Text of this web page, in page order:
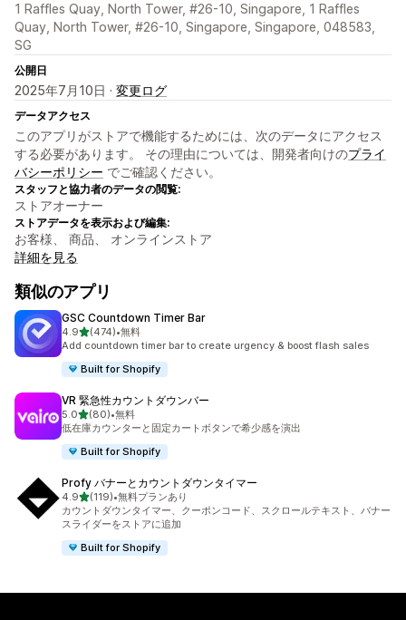
1 Raffles Quay, North Tower, #26-10, Singapore, 1 Raffles
Quay, North Tower, #26-10, Singapore, Singapore, 048583,
SG
公開日
2025年7月10日 · 変更ログ
データアクセス
このアプリがストアで機能するためには、次のデータにアクセス
する必要があります。 その理由については、開発者向けのプライ
バシーポリシー でご確認ください。
スタッフと協力者のデータの閲覧:
ストアオーナー
ストアデータを表示および編集:
お客様、 商品、 オンラインストア
詳細を見る
類似のアプリ
GSC Countdown Timer Bar
4.95つ星中
(474)
合計レビュー数：474件
•無料
Add countdown timer bar to create urgency & boost flash sales
Built for Shopify
VR 緊急性カウントダウンバー
5.05つ星中
(80)
合計レビュー数：80件
•無料
低在庫カウンターと固定カートボタンで希少感を演出
Built for Shopify
Profy バナーとカウントダウンタイマー
4.95つ星中
(119)
合計レビュー数：119件
•無料プランあり
カウントダウンタイマー、クーポンコード、スクロールテキスト、バナー
スライダーをストアに追加
Built for Shopify